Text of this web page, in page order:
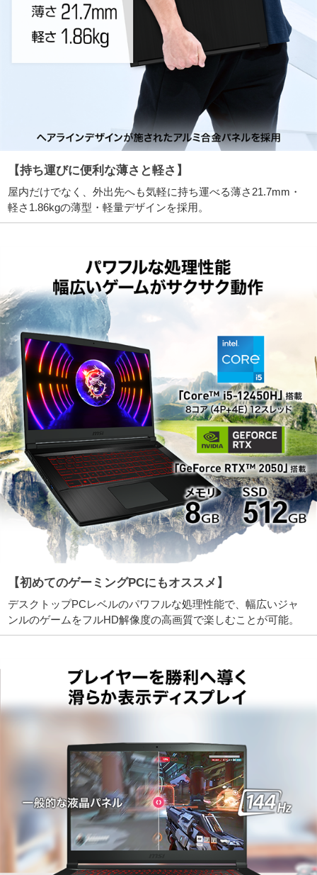
【持ち運びに便利な薄さと軽さ】
屋内だけでなく、外出先へも気軽に持ち運べる薄さ21.7mm・
軽さ1.86kgの薄型・軽量デザインを採用。
【初めてのゲーミングPCにもオススメ】
デスクトップPCレベルのパワフルな処理性能で、幅広いジャ
ンルのゲームをフルHD解像度の高画質で楽しむことが可能。